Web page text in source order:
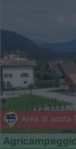
Area di sosta